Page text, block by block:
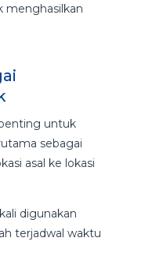
menghasilkan
untuk
sebagai
asal ke lokasi
digunakan
terjadwal waktu